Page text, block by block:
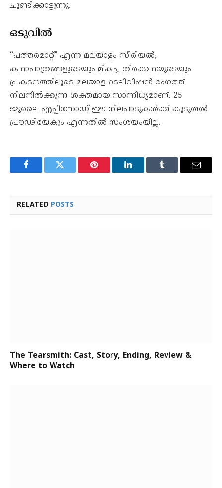
ചൂണ്ടിക്കാട്ടുന്നു.
ഒടുവിൽ
“പത്തരമാറ്റ്” എന്ന മലയാളം സീരിയൽ,
കഥാപാത്രങ്ങളുടെയും മികച്ച തിരക്കഥയുടെയും
പ്രകടനത്തിലൂടെ മലയാള ടെലിവിഷൻ രംഗത്ത്
നിലനിൽക്കുന്ന ശക്തമായ സാന്നിധ്യമാണ്. 25
ജൂലൈ എപ്പിസോഡ് ഈ നിലപാടുകൾക്ക് കൂടുതൽ
പ്രൗഢിയേകും എന്നതിൽ സംശയംയില്ല.
FacebookTwitter Pinterest LinkedInTumblr Email
RELATED POSTS
The Tearsmith: Cast, Story, Ending, Review &
Where to Watch